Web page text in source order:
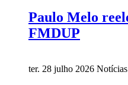
Paulo Melo
FMDUP
ter. 28 julho 2026 Notícias